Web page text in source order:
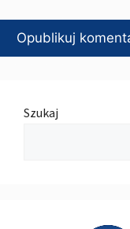
Szukaj